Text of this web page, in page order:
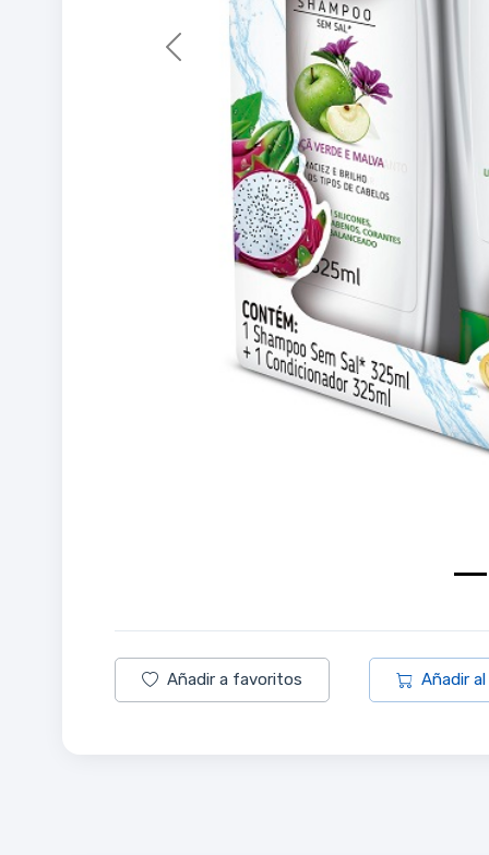
Previous
Añadir a favoritos Añadir